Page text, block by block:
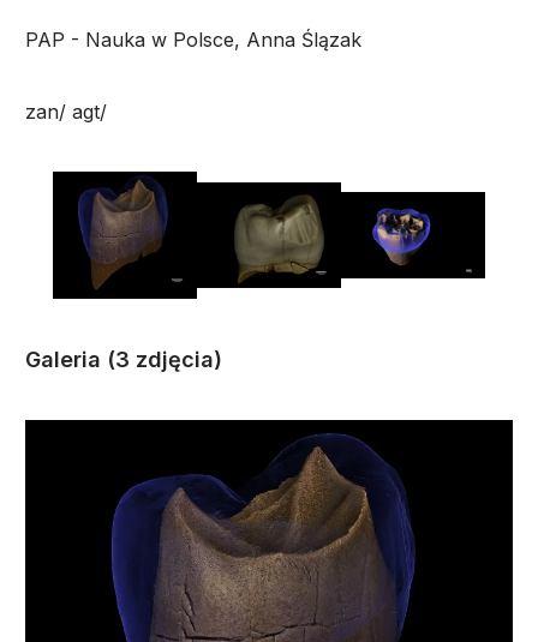
PAP - Nauka w Polsce, Anna Ślązak
zan/ agt/
Galeria (3 zdjęcia)